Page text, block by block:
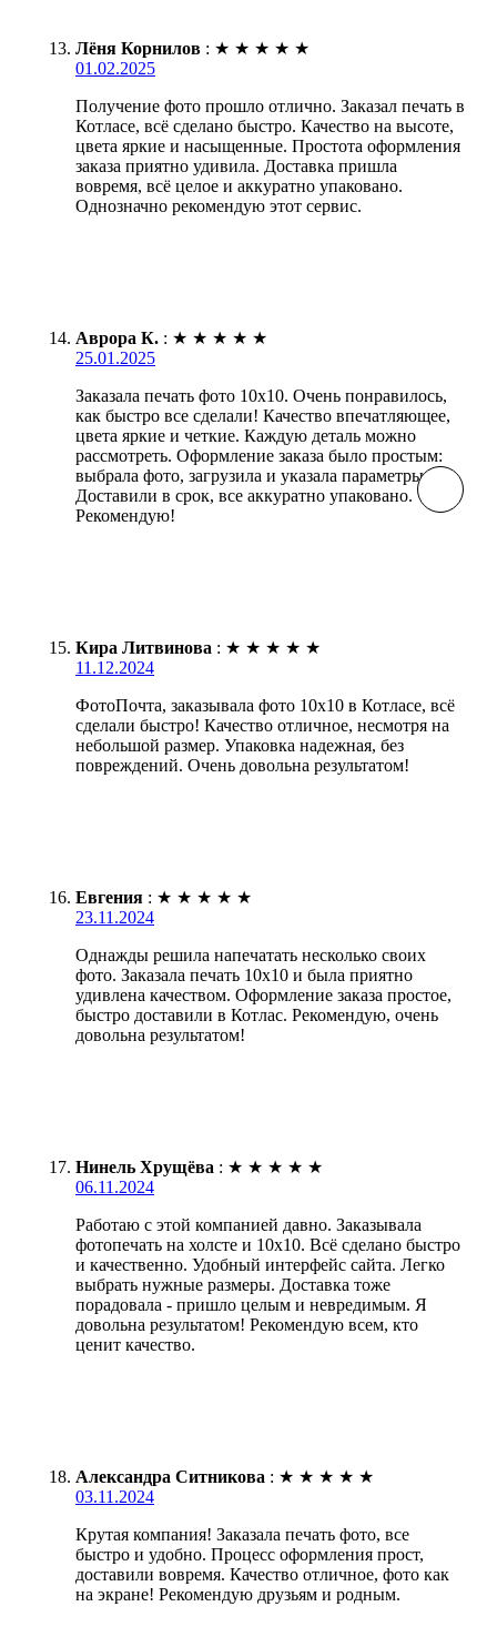
Лёня Корнилов : ★ ★ ★ ★ ★
01.02.2025
Получение фото прошло отлично. Заказал печать в
Котласе, всё сделано быстро. Качество на высоте,
цвета яркие и насыщенные. Простота оформления
заказа приятно удивила. Доставка пришла
вовремя, всё целое и аккуратно упаковано.
Однозначно рекомендую этот сервис.
Аврора К. : ★ ★ ★ ★ ★
25.01.2025
Заказала печать фото 10х10. Очень понравилось,
как быстро все сделали! Качество впечатляющее,
цвета яркие и четкие. Каждую деталь можно
рассмотреть. Оформление заказа было простым:
выбрала фото, загрузила и указала параметры.
Доставили в срок, все аккуратно упаковано.
Рекомендую!
Кира Литвинова : ★ ★ ★ ★ ★
11.12.2024
ФотоПочта, заказывала фото 10х10 в Котласе, всё
сделали быстро! Качество отличное, несмотря на
небольшой размер. Упаковка надежная, без
повреждений. Очень довольна результатом!
Евгения : ★ ★ ★ ★ ★
23.11.2024
Однажды решила напечатать несколько своих
фото. Заказала печать 10х10 и была приятно
удивлена качеством. Оформление заказа простое,
быстро доставили в Котлас. Рекомендую, очень
довольна результатом!
Нинель Хрущёва : ★ ★ ★ ★ ★
06.11.2024
Работаю с этой компанией давно. Заказывала
фотопечать на холсте и 10х10. Всё сделано быстро
и качественно. Удобный интерфейс сайта. Легко
выбрать нужные размеры. Доставка тоже
порадовала - пришло целым и невредимым. Я
довольна результатом! Рекомендую всем, кто
ценит качество.
Александра Ситникова : ★ ★ ★ ★ ★
03.11.2024
Крутая компания! Заказала печать фото, все
быстро и удобно. Процесс оформления прост,
доставили вовремя. Качество отличное, фото как
на экране! Рекомендую друзьям и родным.